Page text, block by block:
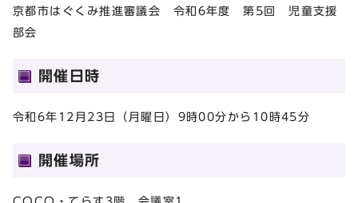
京都市はぐくみ推進審議会 令和6年度 第5回 児童支援
部会
開催日時
令和6年12月23日（月曜日）9時00分から10時45分
開催場所